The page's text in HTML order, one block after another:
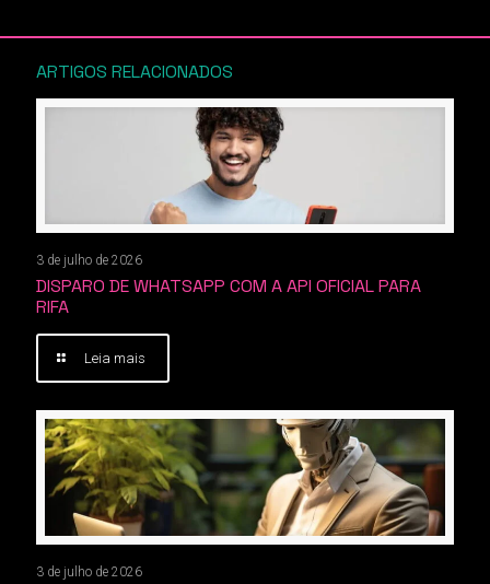
ARTIGOS RELACIONADOS
3 de julho de 2026
DISPARO DE WHATSAPP COM A API OFICIAL PARA
RIFA
Leia mais
3 de julho de 2026